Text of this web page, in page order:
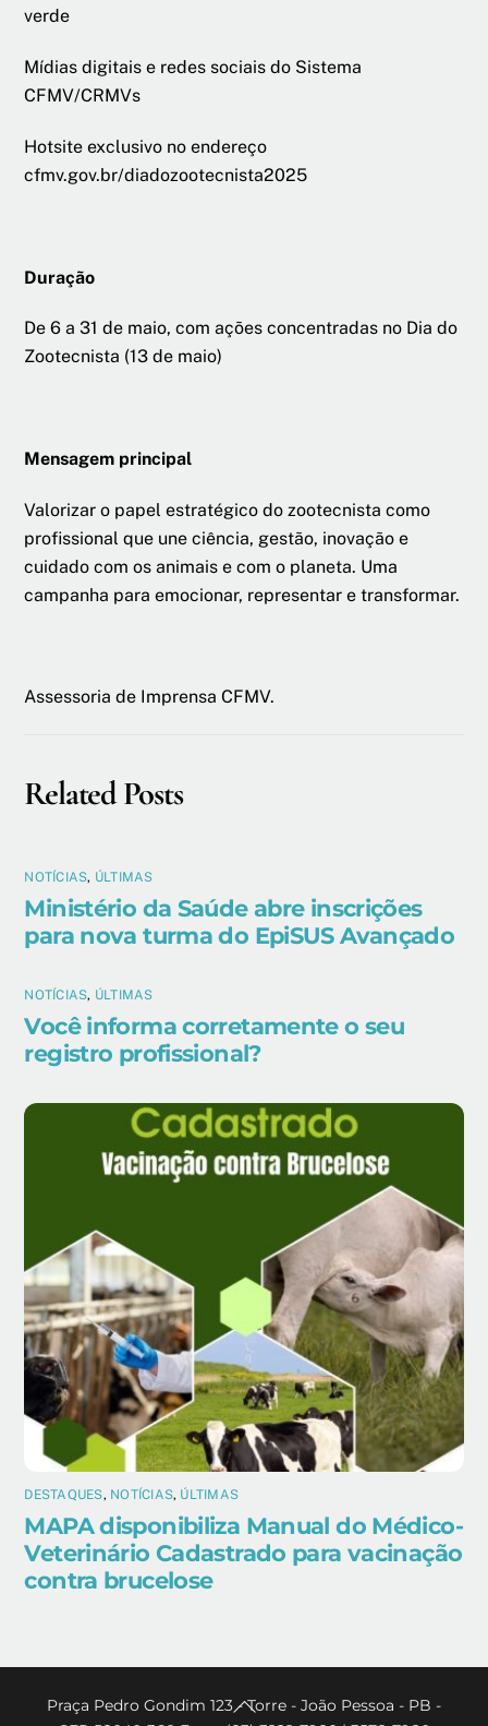
verde
Mídias digitais e redes sociais do Sistema
CFMV/CRMVs
Hotsite exclusivo no endereço
cfmv.gov.br/diadozootecnista2025
Duração
De 6 a 31 de maio, com ações concentradas no Dia do
Zootecnista (13 de maio)
Mensagem principal
Valorizar o papel estratégico do zootecnista como
profissional que une ciência, gestão, inovação e
cuidado com os animais e com o planeta. Uma
campanha para emocionar, representar e transformar.
Assessoria de Imprensa CFMV.
Related Posts
NOTÍCIAS, ÚLTIMAS
Ministério da Saúde abre inscrições
para nova turma do EpiSUS Avançado
NOTÍCIAS, ÚLTIMAS
Você informa corretamente o seu
registro profissional?
DESTAQUES, NOTÍCIAS, ÚLTIMAS
MAPA disponibiliza Manual do Médico-
Veterinário Cadastrado para vacinação
contra brucelose
Back
Praça Pedro Gondim 123 - Torre - João Pessoa - PB -